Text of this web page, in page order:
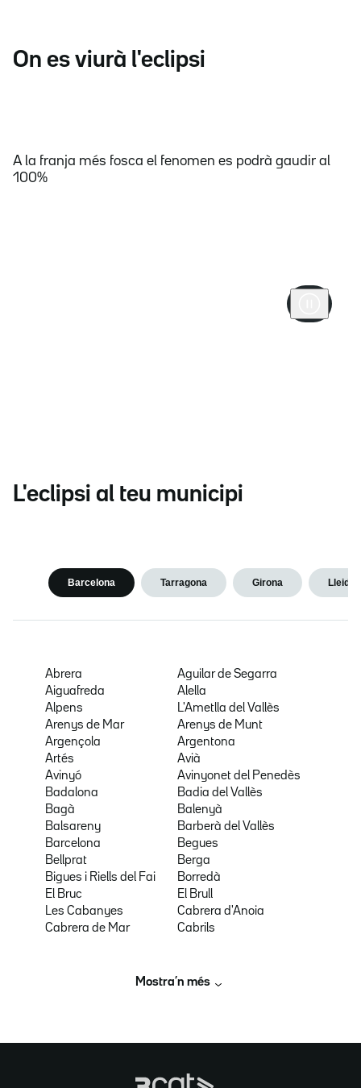
On es viurà l'eclipsi
A la franja més fosca el fenomen es podrà gaudir al
100%
L'eclipsi al teu municipi
Barcelona Tarragona Girona Lleida
Abrera
Aguilar de Segarra
Aiguafreda
Alella
Alpens
L'Ametlla del Vallès
Arenys de Mar
Arenys de Munt
Argençola
Argentona
Artés
Avià
Avinyó
Avinyonet del Penedès
Badalona
Badia del Vallès
Bagà
Balenyà
Balsareny
Barberà del Vallès
Barcelona
Begues
Bellprat
Berga
Bigues i Riells del Fai
Borredà
El Bruc
El Brull
Les Cabanyes
Cabrera d'Anoia
Cabrera de Mar
Cabrils
Mostra’n més